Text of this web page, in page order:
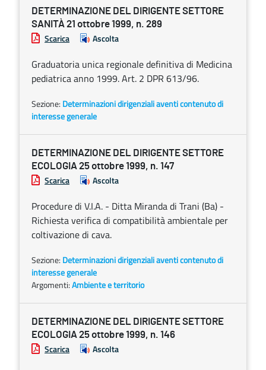
DETERMINAZIONE DEL DIRIGENTE SETTORE
SANITÀ 21 ottobre 1999, n. 289
Scarica Ascolta
Graduatoria unica regionale definitiva di Medicina
pediatrica anno 1999. Art. 2 DPR 613/96.
Sezione: Determinazioni dirigenziali aventi contenuto di
interesse generale
DETERMINAZIONE DEL DIRIGENTE SETTORE
ECOLOGIA 25 ottobre 1999, n. 147
Scarica Ascolta
Procedure di V.I.A. - Ditta Miranda di Trani (Ba) -
Richiesta verifica di compatibilità ambientale per
coltivazione di cava.
Sezione: Determinazioni dirigenziali aventi contenuto di
interesse generale
Argomenti:Ambiente e territorio
DETERMINAZIONE DEL DIRIGENTE SETTORE
ECOLOGIA 25 ottobre 1999, n. 146
Scarica Ascolta